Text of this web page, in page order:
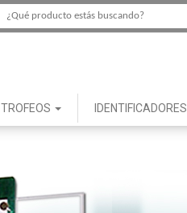
TROFEOS IDENTIFICADORES